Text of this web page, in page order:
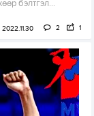
бэлтгэл...
2022.11.30 2 1